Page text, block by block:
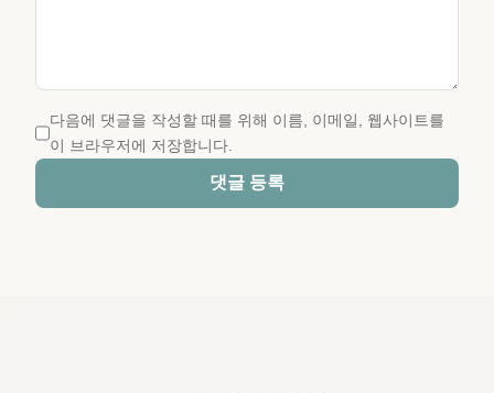
다음에 댓글을 작성할 때를 위해 이름, 이메일, 웹사이트를
이 브라우저에 저장합니다.
댓글 등록